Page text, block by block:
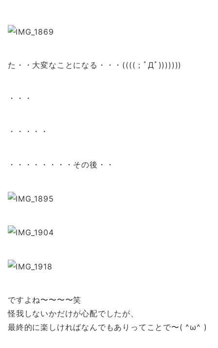
た・・大変なことになる・・・((((；ﾟДﾟ)))))))
・・・
・・・・・
・・・・・・・・その後・・
ですよね〜〜〜〜笑
怪我しないかだけが心配でしたが、
最終的に楽しければなんでもありってことで〜( ^ω^ )